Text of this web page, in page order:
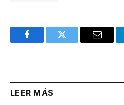
FacebookTwitter Email
LEER MÁS